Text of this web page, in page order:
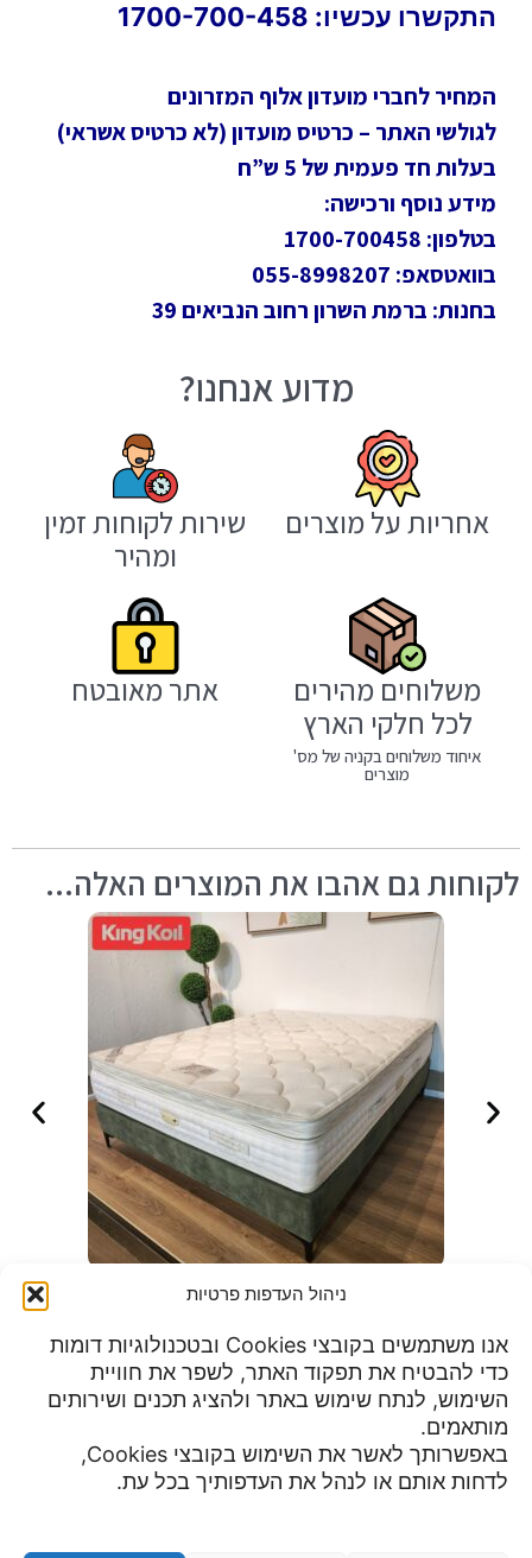
ניהול העדפות פרטיות
אנו משתמשים בקובצי Cookies ובטכנולוגיות דומות
כדי להבטיח את תפקוד האתר, לשפר את חוויית
השימוש, לנתח שימוש באתר ולהציג תכנים ושירותים
מותאמים.
באפשרותך לאשר את השימוש בקובצי Cookies,
לדחות אותם או לנהל את העדפותיך בכל עת.
התקשרו עכשיו: 1700-700-458
המחיר לחברי מועדון אלוף המזרונים
לגולשי האתר – כרטיס מועדון (לא כרטיס אשראי)
בעלות חד פעמית של 5 ש”ח
מידע נוסף ורכישה:
בטלפון: 1700-700458
בוואטסאפ: 055-8998207
בחנות: ברמת השרון רחוב הנביאים 39
מדוע אנחנו?
אחריות על מוצרים
שירות לקוחות זמין
ומהיר
משלוחים מהירים
לכל חלקי הארץ
איחוד משלוחים בקניה של מס'
מוצרים
אתר מאובטח
לקוחות גם אהבו את המוצרים האלה...
קינג קויל יערות הכרמל
מדיניות פרטיות
תנאי שימוש
הצהרת נגישות
צור קשר
שעות פעילות:
יום שישי 8:30 עד 15:00
מוצ"ש עד חצות